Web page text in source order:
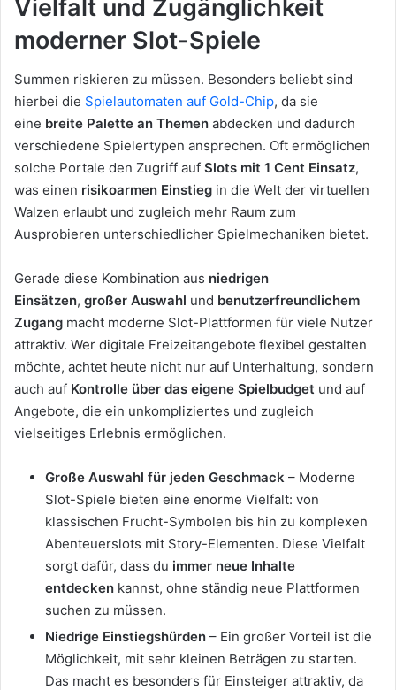
Vielfalt und Zugänglichkeit
moderner Slot-Spiele
Summen riskieren zu müssen. Besonders beliebt sind
hierbei die Spielautomaten auf Gold-Chip, da sie
eine breite Palette an Themen abdecken und dadurch
verschiedene Spielertypen ansprechen. Oft ermöglichen
solche Portale den Zugriff auf Slots mit 1 Cent Einsatz,
was einen risikoarmen Einstieg in die Welt der virtuellen
Walzen erlaubt und zugleich mehr Raum zum
Ausprobieren unterschiedlicher Spielmechaniken bietet.
Gerade diese Kombination aus niedrigen
Einsätzen, großer Auswahl und benutzerfreundlichem
Zugang macht moderne Slot-Plattformen für viele Nutzer
attraktiv. Wer digitale Freizeitangebote flexibel gestalten
möchte, achtet heute nicht nur auf Unterhaltung, sondern
auch auf Kontrolle über das eigene Spielbudget und auf
Angebote, die ein unkompliziertes und zugleich
vielseitiges Erlebnis ermöglichen.
Große Auswahl für jeden Geschmack – Moderne
Slot-Spiele bieten eine enorme Vielfalt: von
klassischen Frucht-Symbolen bis hin zu komplexen
Abenteuerslots mit Story-Elementen. Diese Vielfalt
sorgt dafür, dass du immer neue Inhalte
entdecken kannst, ohne ständig neue Plattformen
suchen zu müssen.
Niedrige Einstiegshürden – Ein großer Vorteil ist die
Möglichkeit, mit sehr kleinen Beträgen zu starten.
Das macht es besonders für Einsteiger attraktiv, da